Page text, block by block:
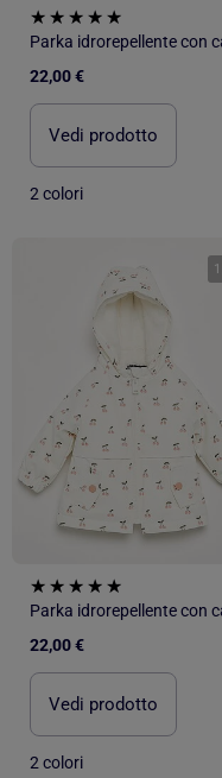
22,00 €
Vedi prodotto
2 colori
1
22,00 €
Vedi prodotto
2 colori